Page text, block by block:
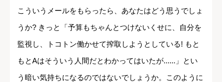
こういうメールをもらったら、あなたはどう思うでしょ
うか? きっと「予算もちゃんとつけないくせに、自分を
監視し、トコトン働かせて搾取しようとしている! もと
もとAはそういう人間だとわかってはいたが......」とい
う暗い気持ちになるのではないでしょうか。このように